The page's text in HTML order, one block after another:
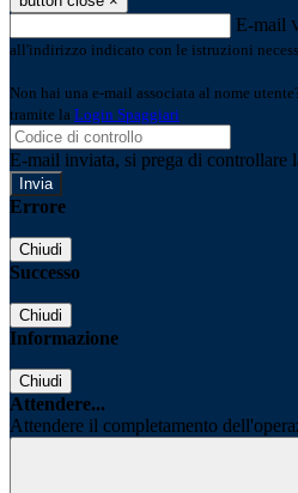
E-mail
all'indirizzo indicato con le istruzioni
Non hai una e-mail associata al nome
tramite la Login Spaggiari
E-mail inviata, si prega di controllare
Errore
Chiudi
Successo
Chiudi
Informazione
Chiudi
Attendere...
Attendere il completamento